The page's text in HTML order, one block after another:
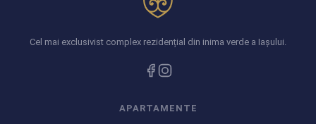
Cel mai exclusivist complex rezidențial din inima verde a Iașului.
APARTAMENTE